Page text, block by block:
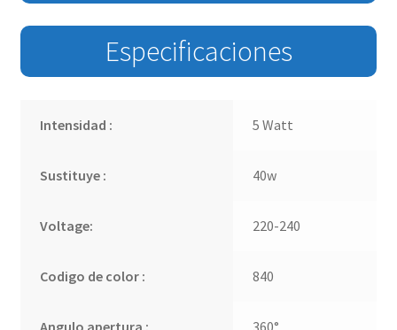
Especificaciones
Intensidad : 5 Watt
Sustituye : 40w
Voltage: 220-240
Codigo de color : 840